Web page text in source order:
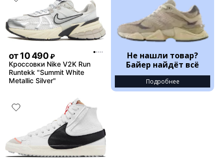
от10 490 ₽
Кроссовки Nike V2K Run
Runtekk "Summit White
Metallic Silver"
Не нашли товар?
Байер найдёт всё
Подробнее